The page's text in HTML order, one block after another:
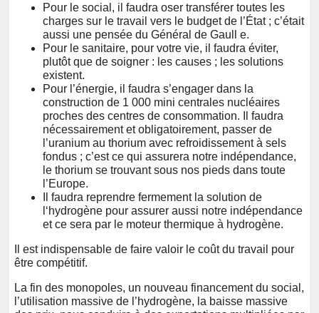
Pour le social, il faudra oser transférer toutes les
charges sur le travail vers le budget de l’État ; c’était
aussi une pensée du Général de Gaull e.
Pour le sanitaire, pour votre vie, il faudra éviter,
plutôt que de soigner : les causes ; les solutions
existent.
Pour l’énergie, il faudra s’engager dans la
construction de 1 000 mini centrales nucléaires
proches des centres de consommation. Il faudra
nécessairement et obligatoirement, passer de
l’uranium au thorium avec refroidissement à sels
fondus ; c’est ce qui assurera notre indépendance,
le thorium se trouvant sous nos pieds dans toute
l’Europe.
Il faudra reprendre fermement la solution de
l‘hydrogène pour assurer aussi notre indépendance
et ce sera par le moteur thermique à hydrogène.
Il est indispensable de faire valoir le coût du travail pour
être compétitif.
La fin des monopoles, un nouveau financement du social,
l’utilisation massive de l’hydrogène, la baisse massive